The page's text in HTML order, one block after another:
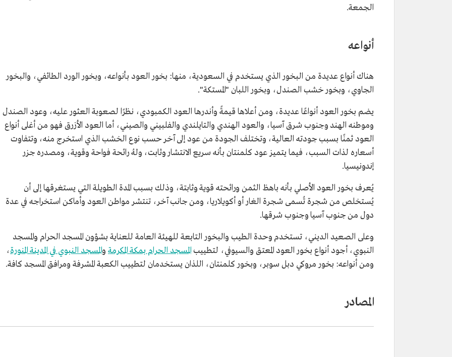
الجمعة.
أنواعه
هناك أنواع عديدة من البخور الذي يستخدم في السعودية، منها: بخور العود بأنواعه، وبخور الورد الطائفي، والبخور
الجاوي، وبخور خشب الصندل، وبخور اللبان "المستكة".
يضم بخور العود أنواعًا عديدة، ومن أعلاها قيمةً وأندرها العود الكمبودي، نظرًا لصعوبة العثور عليه، وعود الصندل
وموطنه الهند وجنوب شرق آسيا، والعود الهندي والتايلندي والفلبيني والصيني، أما العود الأزرق فهو من أغلى أنواع
العود ثمنًا بسبب جودته العالية، وتختلف الجودة من عود إلى آخر حسب نوع الخشب الذي استخرج منه، وتتفاوت
أسعاره لذات السبب، فيما يتميز عود كلمنتان بأنه سريع الانتشار وثابت، ولهُ رائحة فواحة وقوية، ومصدره جزر
إندونيسيا.
يُعرف بخور العود الأصلي بأنه باهظ الثمن ورائحته قوية وثابتة، وذلك بسبب المدة الطويلة التي يستغرقها إلى أن
يُستخلص من شجرة تُسمى شجرة الغار أو أكويلاريا، ومن جانب آخر، تنتشر مواطن العود وأماكن استخراجه في عدة
دول من جنوب آسيا وجنوب شرقها.
وعلى الصعيد الديني، تستخدم وحدة الطيب والبخور التابعة للهيئة العامة للعناية بشؤون المسجد الحرام والمسجد
النبوي، أجود أنواع بخور العود المعتق والسيوفي، لتطييبالمسجد الحرام بمكة المكرمة والمسجد النبوي في المدينة المنورة،
ومن أنواعه: بخور مروكي دبل سوبر، وبخور كلمنتان، اللذان يستخدمان لتطييب الكعبة المشرفة ومرافق المسجد كافة.
المصادر